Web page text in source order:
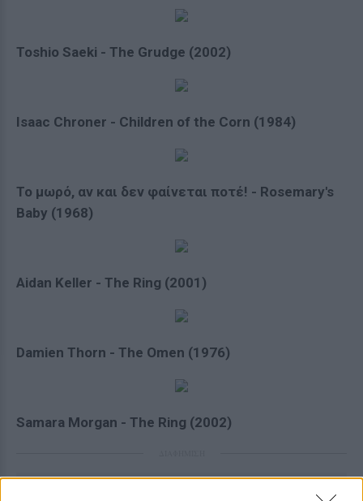
Toshio Saeki - The Grudge (2002)
Isaac Chroner - Children of the Corn (1984)
Το μωρό, αν και δεν φαίνεται ποτέ! - Rosemary's
Baby (1968)
Aidan Keller - The Ring (2001)
Damien Thorn - The Omen (1976)
Samara Morgan - The Ring (2002)